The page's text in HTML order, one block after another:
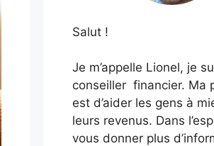
Salut !
Je m’appelle Lionel, je
conseiller financier. Ma
est d’aider les gens à
leurs revenus. Dans
vous donner plus